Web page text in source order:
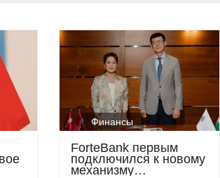
Финансы
ForteBank первым
подключился к новому
механизму